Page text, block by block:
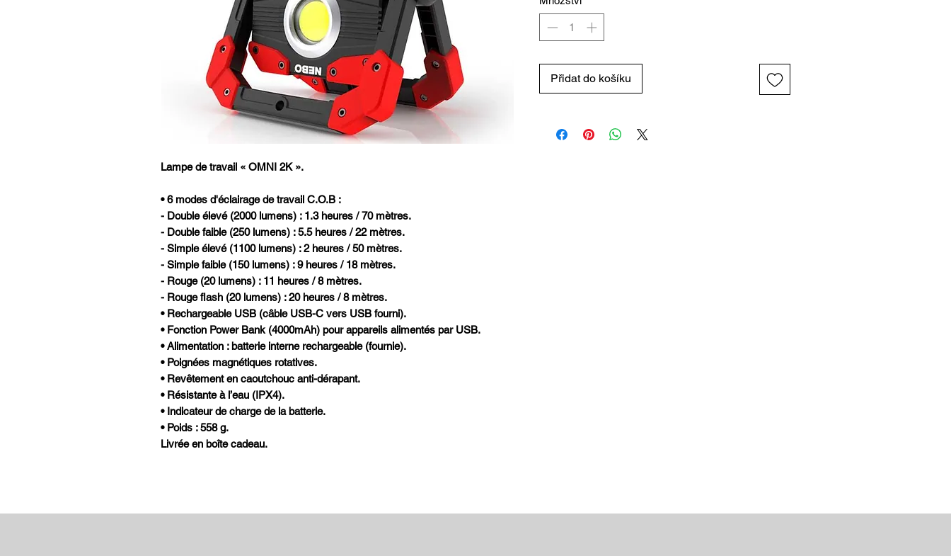
Lampe de travail « OMNI 2K ».
• 6 modes d'éclairage de travail C.O.B :
- Double élevé (2000 lumens) : 1.3 heures / 70 mètres.
- Double faible (250 lumens) : 5.5 heures / 22 mètres.
- Simple élevé (1100 lumens) : 2 heures / 50 mètres.
- Simple faible (150 lumens) : 9 heures / 18 mètres.
- Rouge (20 lumens) : 11 heures / 8 mètres.
- Rouge flash (20 lumens) : 20 heures / 8 mètres.
• Rechargeable USB (câble USB-C vers USB fourni).
• Fonction Power Bank (4000mAh) pour appareils alimentés par USB.
• Alimentation : batterie interne rechargeable (fournie).
• Poignées magnétiques rotatives.
• Revêtement en caoutchouc anti-dérapant.
• Résistante à l’eau (IPX4).
• Indicateur de charge de la batterie.
• Poids : 558 g.
Livrée en boîte cadeau.
Přidat do košíku